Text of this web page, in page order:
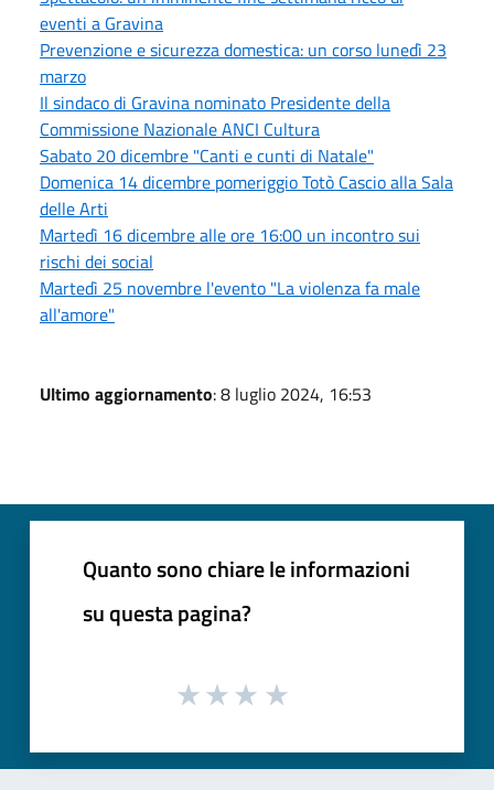
eventi a Gravina
Prevenzione e sicurezza domestica: un corso lunedì 23
marzo
Il sindaco di Gravina nominato Presidente della
Commissione Nazionale ANCI Cultura
Sabato 20 dicembre "Canti e cunti di Natale"
Domenica 14 dicembre pomeriggio Totò Cascio alla Sala
delle Arti
Martedì 16 dicembre alle ore 16:00 un incontro sui
rischi dei social
Martedì 25 novembre l'evento "La violenza fa male
all'amore"
Ultimo aggiornamento: 8 luglio 2024, 16:53
Quanto sono chiare le informazioni
su questa pagina?